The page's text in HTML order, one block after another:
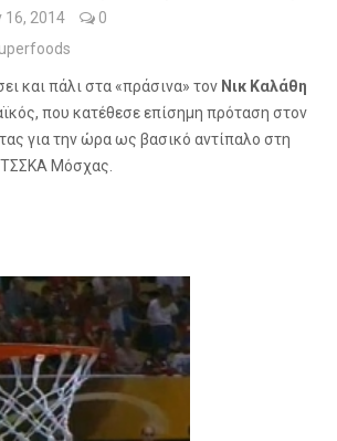
16, 2014
0
και πάλι στα «πράσινα» τον Νικ Καλάθη
που κατέθεσε επίσημη πρόταση στον
για την ώρα ως βασικό αντίπαλο στη
ΤΣΣΚΑ Μόσχας.